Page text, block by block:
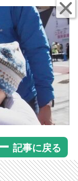
記事に戻る